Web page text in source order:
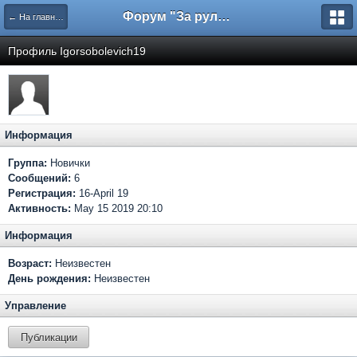
← На главную Форум "За рулем"
Профиль Igorsobolevich19
Информация
Группа: Новички
Сообщений: 6
Регистрация: 16-April 19
Активность: May 15 2019 20:10
Информация
Возраст: Неизвестен
День рождения: Неизвестен
Управление
Публикации